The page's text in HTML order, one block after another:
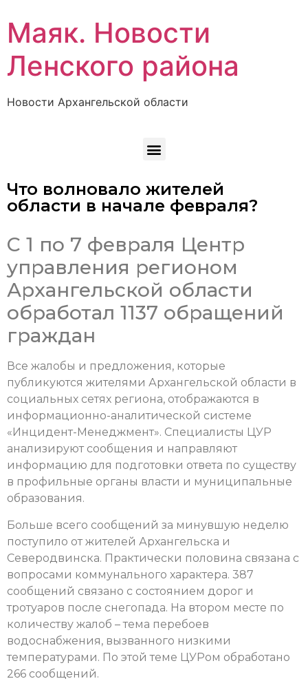
Маяк. Новости
Ленского района
Новости Архангельской области
Что волновало жителей
области в начале февраля?
С 1 по 7 февраля Центр
управления регионом
Архангельской области
обработал 1137 обращений
граждан
Все жалобы и предложения, которые
публикуются жителями Архангельской области в
социальных сетях региона, отображаются в
информационно-аналитической системе
«Инцидент-Менеджмент». Специалисты ЦУР
анализируют сообщения и направляют
информацию для подготовки ответа по существу
в профильные органы власти и муниципальные
образования.
Больше всего сообщений за минувшую неделю
поступило от жителей Архангельска и
Северодвинска. Практически половина связана с
вопросами коммунального характера. 387
сообщений связано с состоянием дорог и
тротуаров после снегопада. На втором месте по
количеству жалоб – тема перебоев
водоснабжения, вызванного низкими
температурами. По этой теме ЦУРом обработано
266 сообщений.